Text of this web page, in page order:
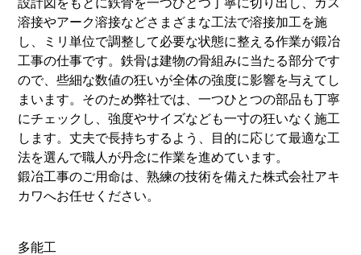
溶接やアーク溶接などさまざまな工法で溶接加工を施
し、ミリ単位で調整して必要な状態に整える作業が鍛冶
工事の仕事です。鉄骨は建物の骨組みに当たる部分です
ので、些細な数値の狂いが全体の強度に影響を与えてし
まいます。そのため弊社では、一つひとつの部品も丁寧
にチェックし、強度やサイズなども一寸の狂いなく施工
します。丈夫で長持ちするよう、目的に応じて最適な工
法を選んで職人が丹念に作業を進めています。
鍛冶工事のご用命は、熟練の技術を備えた株式会社アキ
カワへお任せください。
多能工